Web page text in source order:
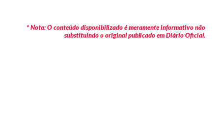
* Nota: O conteúdo disponibilizado é meramente informativo não
substituindo o original publicado em Diário Oficial.